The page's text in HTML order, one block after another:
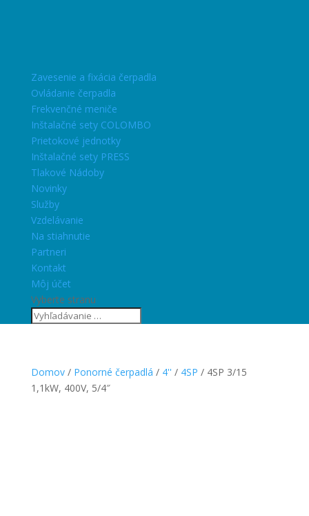
Zavesenie a fixácia čerpadla
Ovládanie čerpadla
Frekvenčné meniče
Inštalačné sety COLOMBO
Prietokové jednotky
Inštalačné sety PRESS
Tlakové Nádoby
Novinky
Služby
Vzdelávanie
Na stiahnutie
Partneri
Kontakt
Môj účet
Vyberte stranu
Domov/ Ponorné čerpadlá / 4'' / 4SP / 4SP 3/15
1,1kW, 400V, 5/4″